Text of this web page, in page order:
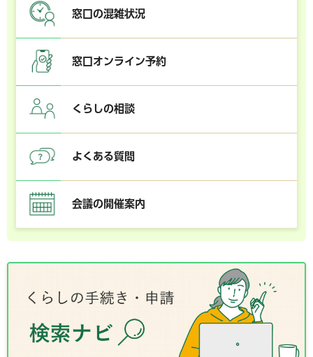
窓口の混雑状況
窓口オンライン予約
くらしの相談
よくある質問
会議の開催案内